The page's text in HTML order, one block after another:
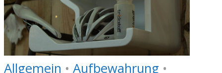
Allgemein • Aufbewahrung •